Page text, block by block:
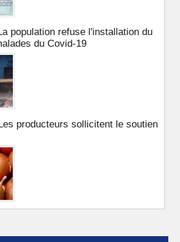
population refuse l'installation du
du Covid-19
producteurs sollicitent le soutien